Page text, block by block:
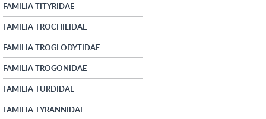
FAMILIA TITYRIDAE
FAMILIA TROCHILIDAE
FAMILIA TROGLODYTIDAE
FAMILIA TROGONIDAE
FAMILIA TURDIDAE
FAMILIA TYRANNIDAE